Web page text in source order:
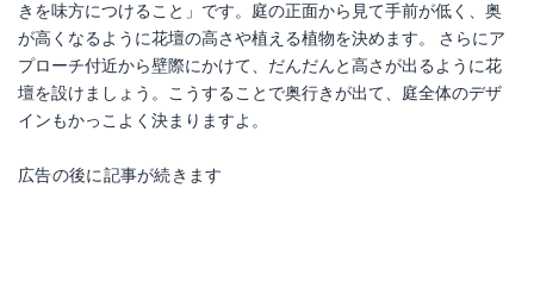
きを味方につけること」です。庭の正面から見て手前が低く、奥
が高くなるように花壇の高さや植える植物を決めます。 さらにア
プローチ付近から壁際にかけて、だんだんと高さが出るように花
壇を設けましょう。こうすることで奥行きが出て、庭全体のデザ
インもかっこよく決まりますよ。
広告の後に記事が続きます